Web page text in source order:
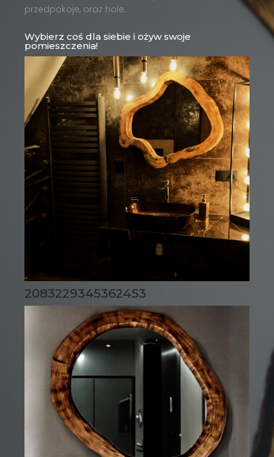
przedpokoje, oraz hole.
Wybierz coś dla siebie i ożyw swoje
pomieszczenia!
2083229345362453